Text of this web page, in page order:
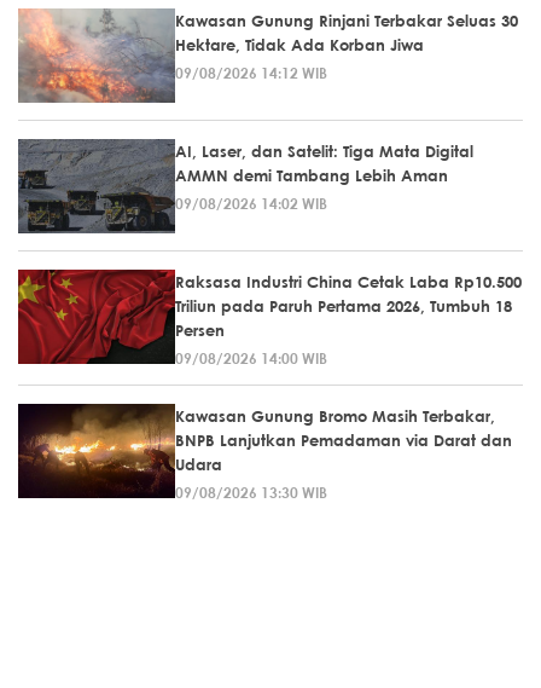
Kawasan Gunung Rinjani Terbakar Seluas 30
Hektare, Tidak Ada Korban Jiwa
09/08/2026 14:12 WIB
AI, Laser, dan Satelit: Tiga Mata Digital
AMMN demi Tambang Lebih Aman
09/08/2026 14:02 WIB
Raksasa Industri China Cetak Laba Rp10.500
Triliun pada Paruh Pertama 2026, Tumbuh 18
Persen
09/08/2026 14:00 WIB
Kawasan Gunung Bromo Masih Terbakar,
BNPB Lanjutkan Pemadaman via Darat dan
Udara
09/08/2026 13:30 WIB